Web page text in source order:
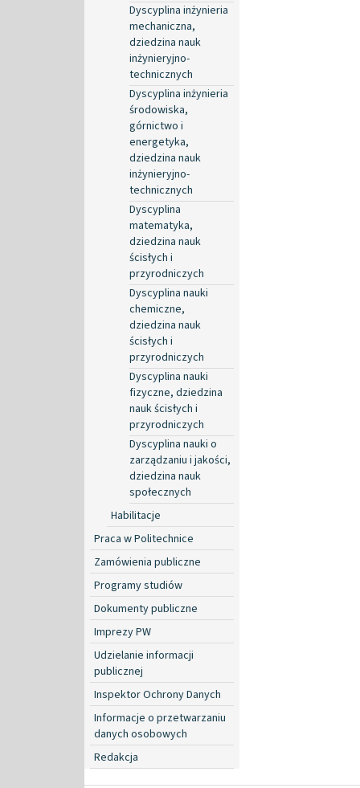
Dyscyplina inżynieria
mechaniczna,
dziedzina nauk
inżynieryjno-
technicznych
Dyscyplina inżynieria
środowiska,
górnictwo i
energetyka,
dziedzina nauk
inżynieryjno-
technicznych
Dyscyplina
matematyka,
dziedzina nauk
ścisłych i
przyrodniczych
Dyscyplina nauki
chemiczne,
dziedzina nauk
ścisłych i
przyrodniczych
Dyscyplina nauki
fizyczne, dziedzina
nauk ścisłych i
przyrodniczych
Dyscyplina nauki o
zarządzaniu i jakości,
dziedzina nauk
społecznych
Habilitacje
Praca w Politechnice
Zamówienia publiczne
Programy studiów
Dokumenty publiczne
Imprezy PW
Udzielanie informacji
publicznej
Inspektor Ochrony Danych
Informacje o przetwarzaniu
danych osobowych
Redakcja